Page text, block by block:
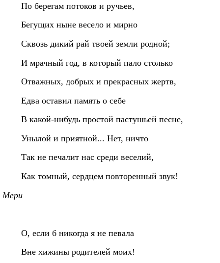
По берегам потоков и ручьев,
Бегущих ныне весело и мирно
Сквозь дикий рай твоей земли родной;
И мрачный год, в который пало столько
Отважных, добрых и прекрасных жертв,
Едва оставил память о себе
В какой-нибудь простой пастушьей песне,
Унылой и приятной... Hет, ничто
Так не печалит нас среди веселий,
Как томный, сердцем повторенный звук!
Мери
О, если б никогда я не певала
Вне хижины родителей моих!